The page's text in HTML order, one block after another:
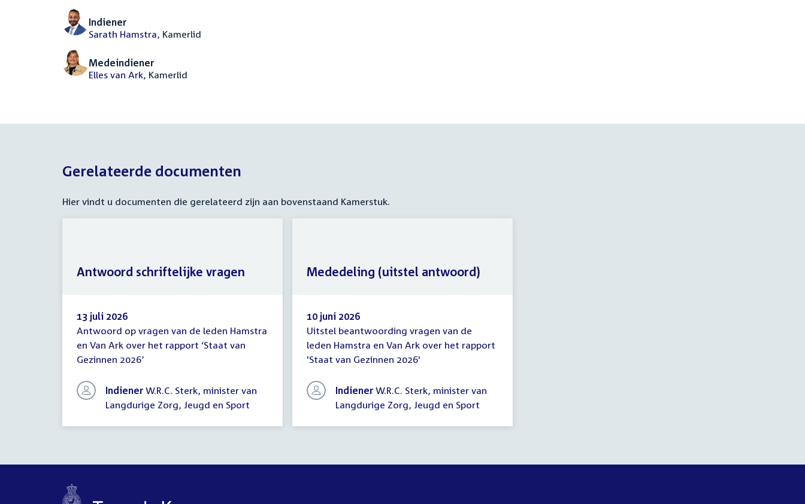
Indiener
Sarath Hamstra, Kamerlid
Medeindiener
Elles van Ark, Kamerlid
Gerelateerde documenten
Hier vindt u documenten die gerelateerd zijn aan bovenstaand Kamerstuk.
Antwoord
schriftelijke
vragen
13 juli 2026
Antwoord op vragen van de leden Hamstra
en Van Ark over het rapport ‘Staat van
Gezinnen 2026’
Indiener W.R.C. Sterk, minister van
Langdurige Zorg, Jeugd en Sport
Antwoord schriftelijke vragen
Mededeling
(uitstel
antwoord)
10 juni 2026
Uitstel beantwoording vragen van de
leden Hamstra en Van Ark over het rapport
'Staat van Gezinnen 2026'
Indiener W.R.C. Sterk, minister van
Langdurige Zorg, Jeugd en Sport
Mededeling (uitstel antwoord)